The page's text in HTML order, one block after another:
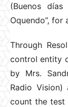
(Buenos
Oquendo”, for
Through
control entity
by Mrs.
Radio
count the test